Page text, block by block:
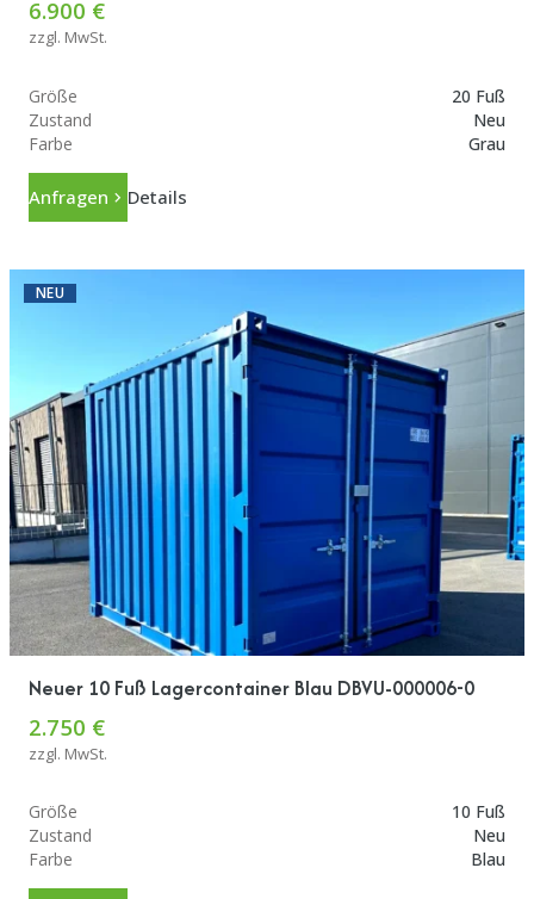
6.900 €
zzgl. MwSt.
Größe
20 Fuß
Zustand
Neu
Farbe
Grau
Anfragen Details
NEU
Neuer 10 Fuß Lagercontainer Blau DBVU-000006-0
2.750 €
zzgl. MwSt.
Größe
10 Fuß
Zustand
Neu
Farbe
Blau